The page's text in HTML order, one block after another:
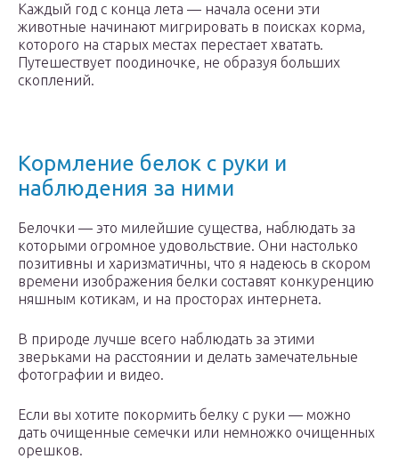
Каждый год с конца лета — начала осени эти
животные начинают мигрировать в поисках корма,
которого на старых местах перестает хватать.
Путешествует поодиночке, не образуя больших
скоплений.
Кормление белок с руки и
наблюдения за ними
Белочки — это милейшие существа, наблюдать за
которыми огромное удовольствие. Они настолько
позитивны и харизматичны, что я надеюсь в скором
времени изображения белки составят конкуренцию
няшным котикам, и на просторах интернета.
В природе лучше всего наблюдать за этими
зверьками на расстоянии и делать замечательные
фотографии и видео.
Если вы хотите покормить белку с руки — можно
дать очищенные семечки или немножко очищенных
орешков.